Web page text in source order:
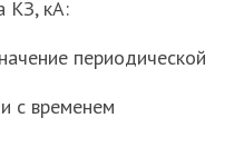
КЗ, кА:
периодической
с временем